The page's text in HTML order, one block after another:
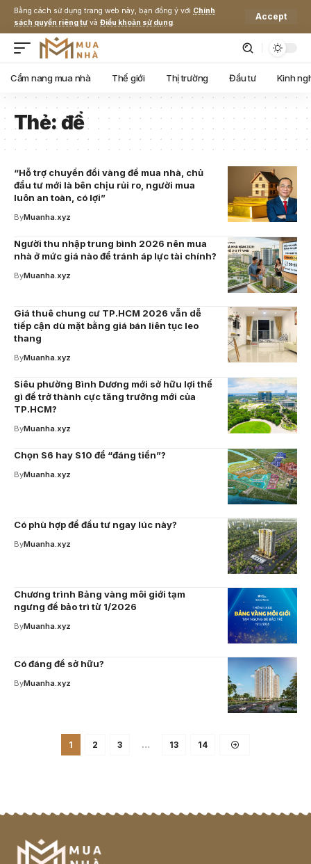
Bằng cách sử dụng trang web này, bạn đồng ý với Chính
sách quyền riêng tư và Điều khoản sử dụng.
Accept
Cẩm nang mua nhà Thế giới Thị trường Đầu tư Kinh
Thẻ:để
“Hỗ trợ chuyển đổi vàng để mua nhà, chủ
đầu tư mới là bên chịu rủi ro, người mua
luôn an toàn, có lợi”
ByMuanha.xyz
Người thu nhập trung bình 2026 nên mua
nhà ở mức giá nào để tránh áp lực tài chính?
ByMuanha.xyz
Giá thuê chung cư TP.HCM 2026 vẫn dễ
tiếp cận dù mặt bằng giá bán liên tục leo
thang
ByMuanha.xyz
Siêu phường Bình Dương mới sở hữu lợi thế
gì để trở thành cực tăng trưởng mới của
TP.HCM?
ByMuanha.xyz
Chọn S6 hay S10 để “đáng tiền”?
ByMuanha.xyz
Có phù hợp để đầu tư ngay lúc này?
ByMuanha.xyz
Chương trình Bảng vàng môi giới tạm
ngưng để bảo trì từ 1/2026
ByMuanha.xyz
Có đáng để sở hữu?
ByMuanha.xyz
1 2 3 … 13 14